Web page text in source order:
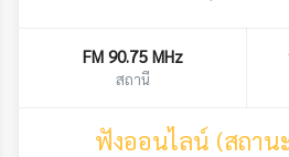
FM 90.75 MHz
สถานี
ฟังออนไลน์ (สถาน